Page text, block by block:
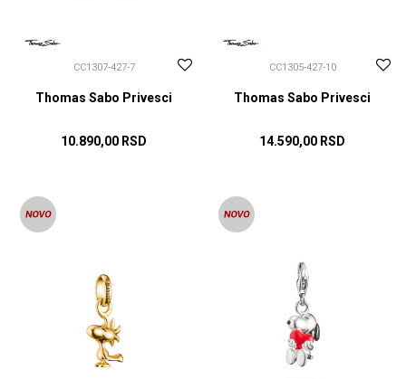
CC1307-427-7
Thomas Sabo Privesci
10.890,00 RSD
CC1305-427-10
Thomas Sabo Privesci
14.590,00 RSD